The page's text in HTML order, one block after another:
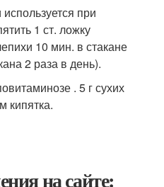
при
1 ст. ложку
10 мин. в стакане
2 раза в день).
. 5 г сухих
кипятка.
на сайте: